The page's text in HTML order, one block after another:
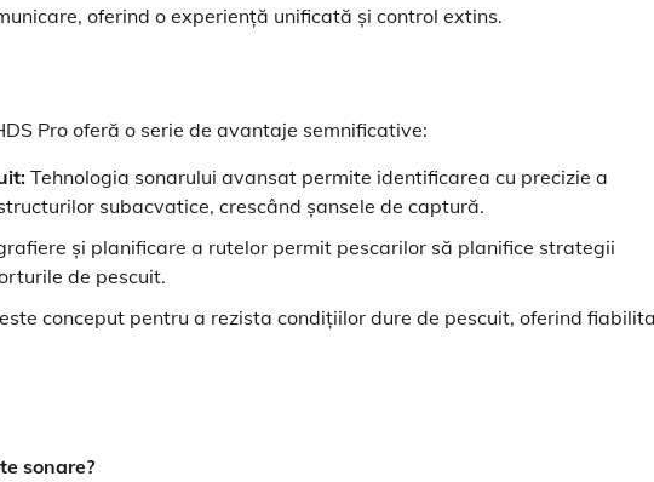
oferind o experiență unificată și control extins.
Pro oferă o serie de avantaje semnificative:
Tehnologia sonarului avansat permite identificarea cu precizie a
subacvatice, crescând șansele de captură.
și planificare a rutelor permit pescarilor să planifice strategii
de pescuit.
conceput pentru a rezista condițiilor dure de pescuit, oferind
sonare?